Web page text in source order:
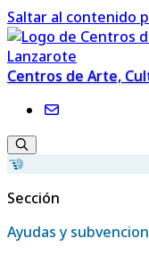
Saltar al contenido
Centros de Arte,
Sección
Ayudas y